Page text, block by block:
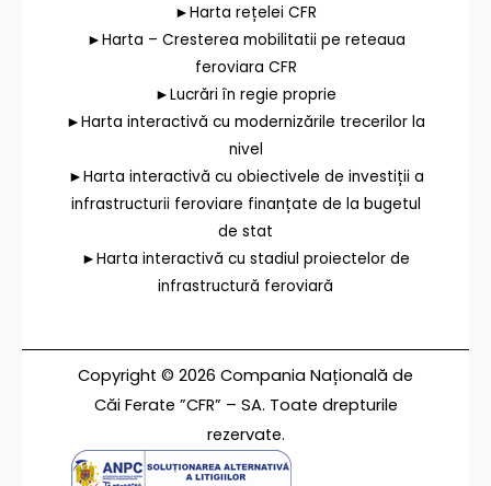
►Harta rețelei CFR
►Harta – Cresterea mobilitatii pe reteaua
feroviara CFR
►Lucrări în regie proprie
►Harta interactivă cu modernizările trecerilor la
nivel
►Harta interactivă cu obiectivele de investiții a
infrastructurii feroviare finanțate de la bugetul
de stat
►Harta interactivă cu stadiul proiectelor de
infrastructură feroviară
Copyright © 2026 Compania Națională de
Căi Ferate ”CFR” – SA. Toate drepturile
rezervate.